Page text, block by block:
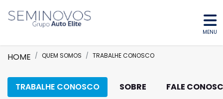
MENU
HOME QUEM SOMOS TRABALHE CONOSCO
SOBRE FALE
TRABALHE CONOSCO